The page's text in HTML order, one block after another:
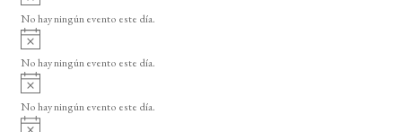
o
v
i
o
No hay ningún evento este día.
A
v
i
o
No hay ningún evento este día.
A
v
i
No hay ningún evento este día.
A